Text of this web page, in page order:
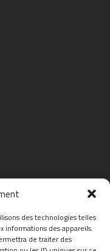
des technologies telles
informations des appareils.
de traiter des